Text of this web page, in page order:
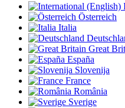
Österreich
Italia
Great
España
Slovenija
France
România
Sverige